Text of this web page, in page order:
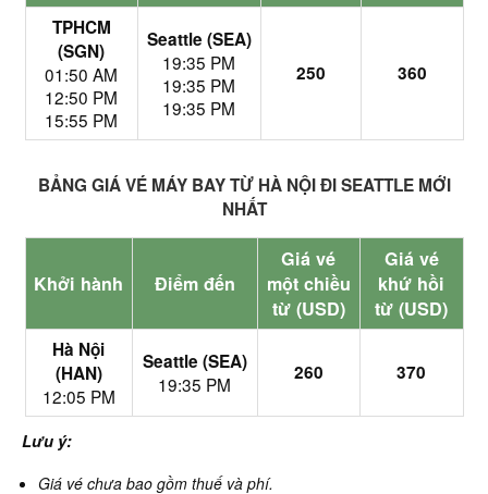
TPHCM
(SGN)
01:50 AM
12:50 PM
15:55 PM
Seattle (SEA)
19:35 PM
19:35 PM
19:35 PM
250 360
BẢNG GIÁ VÉ MÁY BAY TỪ HÀ NỘI ĐI SEATTLE MỚI
NHẤT
Khởi hành Điểm đến
Giá vé
một chiều
từ (USD)
Giá vé
khứ hồi
từ (USD)
Hà Nội
(HAN)
12:05 PM
Seattle (SEA)
19:35 PM
260 370
Lưu ý:
Giá vé chưa bao gồm thuế và phí.